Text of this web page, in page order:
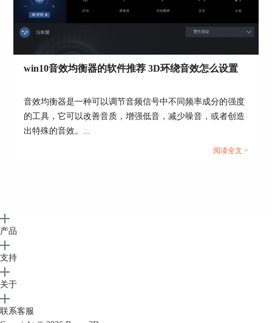
图6：调整均衡器效果
效，观影效果大大提高。宅在家的小伙伴们可以动
手试试，享受一部影片，感受Boom 3D带来的特别
3D环绕音效。从安装到调试也不过10分钟，就能享
win10音效均衡器的软件推荐 3D环绕音效怎么设置
音效均衡器是一种可以调节音频信号中不同频率成分的强度
的工具，它可以改善音质，增强低音，减少噪音，或者创造
出特殊的音效。...
阅读全文 >
产品
支持
关于
联系客服